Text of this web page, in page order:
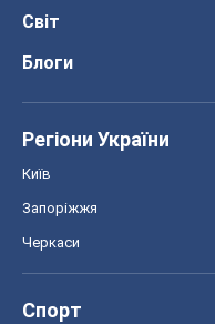
Світ
Блоги
Регіони України
Київ
Запоріжжя
Черкаси
Спорт